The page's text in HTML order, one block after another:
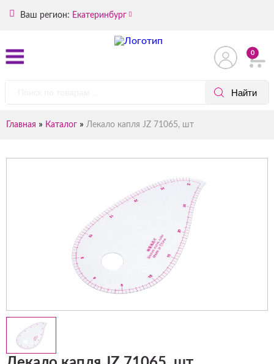
Ваш регион: Екатеринбург
0
Главная » Каталог » Лекало капля JZ 71065, шт